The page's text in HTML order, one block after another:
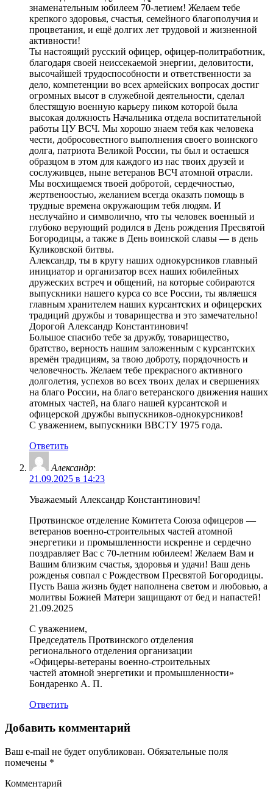
знаменательным юбилеем 70-летием! Желаем тебе
крепкого здоровья, счастья, семейного благополучия и
процветания, и ещё долгих лет трудовой и жизненной
активности!
Ты настоящий русский офицер, офицер-политработник,
благодаря своей неиссекаемой энергии, деловитости,
высочайшей трудоспособности и ответственности за
дело, компетенции во всех армейских вопросах достиг
огромных высот в служебной деятельности, сделал
блестящую военную карьеру пиком которой была
высокая должность Начальника отдела воспитательной
работы ЦУ ВСЧ. Мы хорошо знаем тебя как человека
чести, добросовестного выполнения своего воинского
долга, патриота Великой России, ты был и остаешся
образцом в этом для каждого из нас твоих друзей и
сослуживцев, ныне ветеранов ВСЧ атомной отрасли.
Мы восхищаемся твоей добротой, сердечностью,
жертвеноостью, желанием всегда оказать помощь в
трудные времена окружающим тебя людям. И
неслучайно и символично, что ты человек военный и
глубоко верующий родился в День рождения Пресвятой
Богородицы, а также в День воинской славы — в день
Куликовской битвы.
Александр, ты в кругу наших однокурсников главный
инициатор и организатор всех наших юбилейных
дружеских встреч и общений, на которые собираются
выпускники нашего курса со все России, ты являешся
главным хранителем наших курсантских и офицерских
традиций дружбы и товарищества и это замечательно!
Дорогой Александр Константинович!
Большое спасибо тебе за дружбу, товарищество,
братство, верность нашим заложенным с курсантских
времён традициям, за твою доброту, порядочность и
человечность. Желаем тебе прекрасного активного
долголетия, успехов во всех твоих делах и свершениях
на благо России, на благо ветеранского движения наших
атомных частей, на благо нашей курсантской и
офицерской дружбы выпускников-однокурсников!
С уважением, выпускники ВВСТУ 1975 года.
Ответить
Александр:
21.09.2025 в 14:23
Уважаемый Александр Константинович!
Протвинское отделение Комитета Союза офицеров —
ветеранов военно-строительных частей атомной
энергетики и промышленности искренне и сердечно
поздравляет Вас с 70-летним юбилеем! Желаем Вам и
Вашим близким счастья, здоровья и удачи! Ваш день
рожденья совпал с Рождеством Пресвятой Богородицы.
Пусть Ваша жизнь будет наполнена светом и любовью, а
молитвы Божией Матери защищают от бед и напастей!
21.09.2025
С уважением,
Председатель Протвинского отделения
регионального отделения организации
«Офицеры-ветераны военно-строительных
частей атомной энергетики и промышленности»
Бондаренко А. П.
Ответить
Добавить комментарий
Ваш e-mail не будет опубликован. Обязательные поля
помечены *
Комментарий